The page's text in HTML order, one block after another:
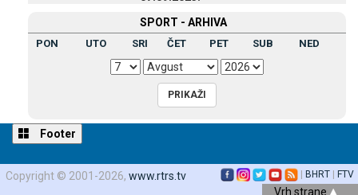
SPORT - ARHIVA
PON UTO SRI ČET PET SUB NED
Footer
Copyright © 2001-2026, www.rtrs.tv | BHRT | FTV
Vrh strane